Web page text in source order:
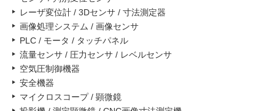
レーザ変位計 / 3Dセンサ / 寸法測定器
画像処理システム / 画像センサ
PLC / モータ / タッチパネル
流量センサ / 圧力センサ / レベルセンサ
空気圧制御機器
安全機器
マイクロスコープ / 顕微鏡